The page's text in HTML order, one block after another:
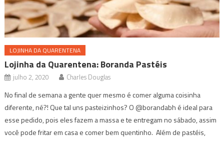
LOJINHA DA QUARENTENA
Lojinha da Quarentena: Boranda Pastéis
julho 2, 2020 Charles Douglas
No final de semana a gente quer mesmo é comer alguma coisinha
diferente, né?! Que tal uns pasteizinhos? O @borandabh é ideal para
esse pedido, pois eles fazem a massa e te entregam no sábado, assim
você pode fritar em casa e comer bem quentinho. Além de pastéis,